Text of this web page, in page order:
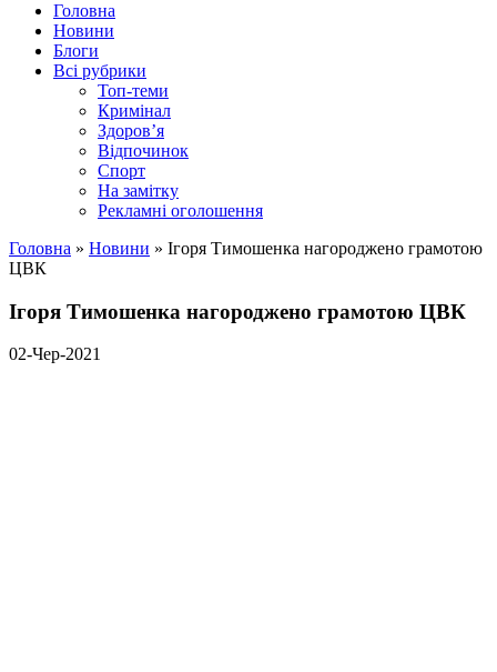
Головна
Новини
Блоги
Всі рубрики
Топ-теми
Кримінал
Здоров’я
Відпочинок
Спорт
На замітку
Рекламні оголошення
Головна » Новини » Ігоря Тимошенка нагороджено грамотою
ЦВК
Ігоря Тимошенка нагороджено грамотою ЦВК
02-Чер-2021